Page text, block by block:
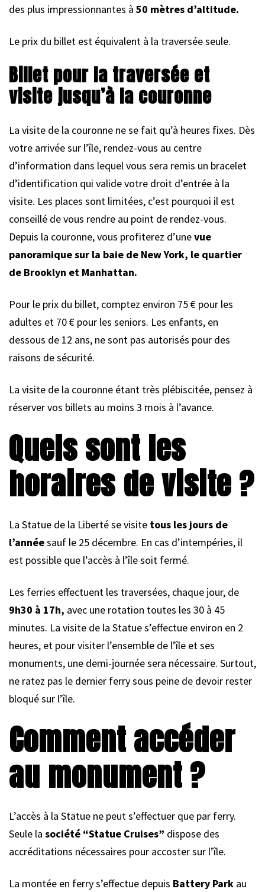
des plus impressionnantes à 50 mètres d’altitude.
Le prix du billet est équivalent à la traversée seule.
Billet pour la traversée et
visite jusqu’à la couronne
La visite de la couronne ne se fait qu’à heures fixes. Dès
votre arrivée sur l’île, rendez-vous au centre
d’information dans lequel vous sera remis un bracelet
d’identification qui valide votre droit d’entrée à la
visite. Les places sont limitées, c’est pourquoi il est
conseillé de vous rendre au point de rendez-vous.
Depuis la couronne, vous profiterez d’unevue
panoramique sur la baie de New York, le quartier
de Brooklyn et Manhattan.
Pour le prix du billet, comptez environ 75 € pour les
adultes et 70 € pour les seniors. Les enfants, en
dessous de 12 ans, ne sont pas autorisés pour des
raisons de sécurité.
La visite de la couronne étant très plébiscitée, pensez à
réserver vos billets au moins 3 mois à l’avance.
Quels sont les
horaires de visite ?
La Statue de la Liberté se visite tous les jours de
l’annéesauf le 25 décembre. En cas d’intempéries, il
est possible que l’accès à l’île soit fermé.
Les ferries effectuent les traversées, chaque jour, de
9h30 à 17h, avec une rotation toutes les 30 à 45
minutes. La visite de la Statue s’effectue environ en 2
heures, et pour visiter l’ensemble de l’île et ses
monuments, une demi-journée sera nécessaire. Surtout,
ne ratez pas le dernier ferry sous peine de devoir rester
bloqué sur l’île.
Comment accéder
au monument ?
L’accès à la Statue ne peut s’effectuer que par ferry.
Seule la société “Statue Cruises” dispose des
accréditations nécessaires pour accoster sur l’île.
La montée en ferry s’effectue depuis Battery Park au